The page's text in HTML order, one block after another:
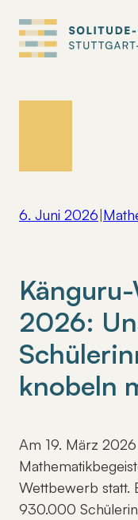
Zum
Inhalt
springen
6. Juni 2026|
2026:
knobeln
Am 19. März
Wettbewerb statt.
930.000